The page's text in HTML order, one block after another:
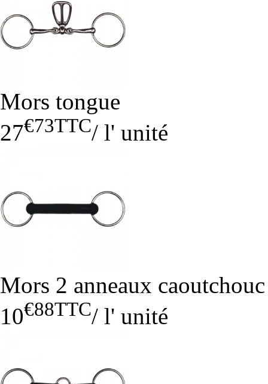
Mors tongue
27€73TTC/ l' unité
Mors 2 anneaux
10€88TTC/ l' unité